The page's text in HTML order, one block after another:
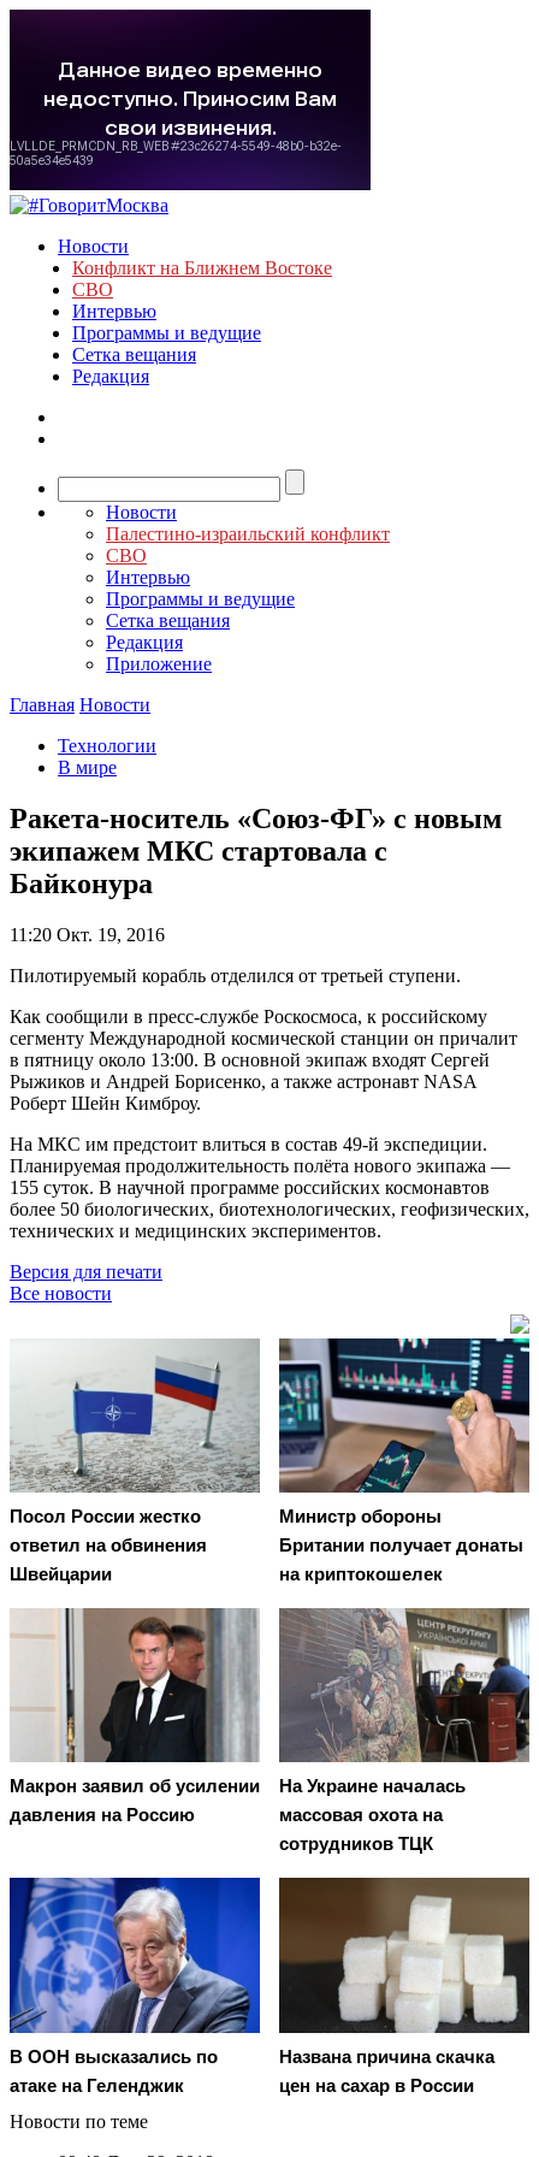
Новости
Конфликт на Ближнем Востоке
СВО
Интервью
Программы и ведущие
Сетка вещания
Редакция
Новости
Палестино-израильский конфликт
СВО
Интервью
Программы и ведущие
Сетка вещания
Редакция
Приложение
Главная Новости
Технологии
В мире
Ракета-носитель «Союз-ФГ» с новым
экипажем МКС стартовала с
Байконура
11:20 Окт. 19, 2016
Пилотируемый корабль отделился от третьей ступени.
Как сообщили в пресс-службе Роскосмоса, к российскому
сегменту Международной космической станции он причалит
в пятницу около 13:00. В основной экипаж входят Сергей
Рыжиков и Андрей Борисенко, а также астронавт NASA
Роберт Шейн Кимброу.
На МКС им предстоит влиться в состав 49-й экспедиции.
Планируемая продолжительность полёта нового экипажа —
155 суток. В научной программе российских космонавтов
более 50 биологических, биотехнологических, геофизических,
технических и медицинских экспериментов.
Версия для печати
Все новости
Посол России жестко
ответил на обвинения
Швейцарии
Министр обороны
Британии получает донаты
на криптокошелек
Макрон заявил об усилении
давления на Россию
На Украине началась
массовая охота на
сотрудников ТЦК
В ООН высказались по
атаке на Геленджик
Названа причина скачка
цен на сахар в России
Новости по теме